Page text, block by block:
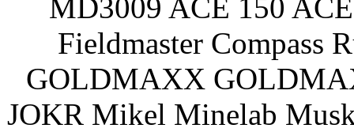
MD3009 ACE 150
Fieldmaster Compass
GOLDMAXX
JOKR Mikel Minelab